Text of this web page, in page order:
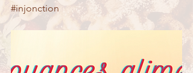
#injonction